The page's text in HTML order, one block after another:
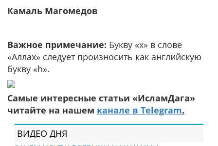
Камаль Магомедов
Важное примечание: Букву «х» в слове
«Аллах» следует произносить как английскую
букву «h».
Самые интересные статьи «ИсламДага»
читайте на нашем канале в Telegram.
ВИДЕО ДНЯ